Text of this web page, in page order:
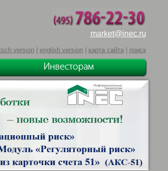
market@inec.ru
version| english version| карта сайта| поиск